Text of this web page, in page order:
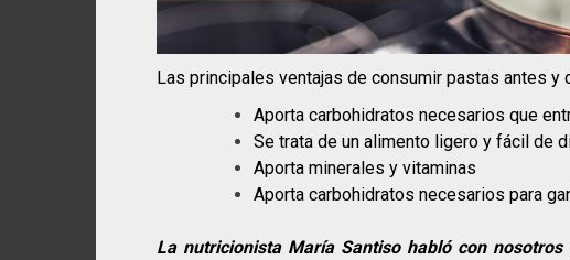
Las principales ventajas de consumir pastas antes y
Aporta carbohidratos necesarios que
Se trata de un alimento ligero y fácil de
Aporta minerales y vitaminas
Aporta carbohidratos necesarios para
La nutricionista María Santiso habló con